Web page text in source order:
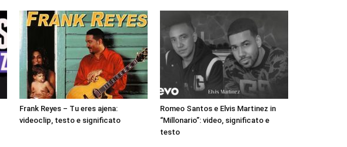
Frank Reyes – Tu eres ajena:
videoclip, testo e significato
Romeo Santos e Elvis Martinez in
“Millonario”: video, significato e
testo